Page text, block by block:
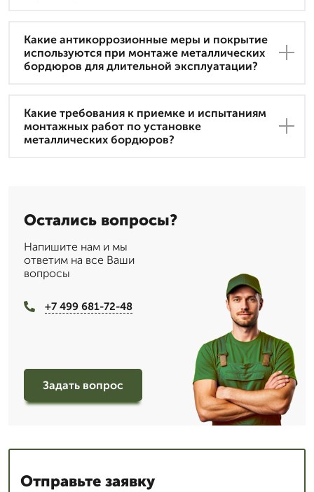
Какие антикоррозионные меры и покрытие
используются при монтаже металлических
бордюров для длительной эксплуатации?
Какие требования к приемке и испытаниям
монтажных работ по установке
металлических бордюров?
Остались вопросы?
Напишите нам и мы
ответим на все Ваши
вопросы
+7 499 681-72-48
Задать вопрос
Отправьте заявку